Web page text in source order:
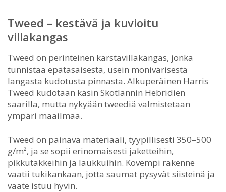
Tweed – kestävä ja kuvioitu
villakangas
Tweed on perinteinen karstavillakangas, jonka
tunnistaa epätasaisesta, usein monivärisestä
langasta kudotusta pinnasta. Alkuperäinen Harris
Tweed kudotaan käsin Skotlannin Hebridien
saarilla, mutta nykyään tweediä valmistetaan
ympäri maailmaa.
Tweed on painava materiaali, tyypillisesti 350–500
g/m², ja se sopii erinomaisesti jaketteihin,
pikkutakkeihin ja laukkuihin. Kovempi rakenne
vaatii tukikankaan, jotta saumat pysyvät siisteinä ja
vaate istuu hyvin.